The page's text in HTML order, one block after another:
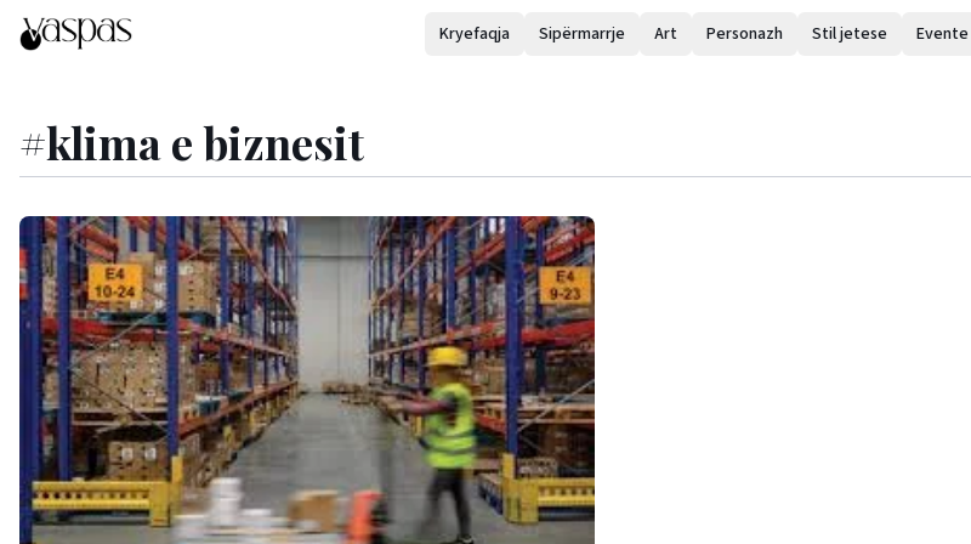
Kryefaqja Sipërmarrje Art Personazh Stil jetese Evente
#klima e biznesit